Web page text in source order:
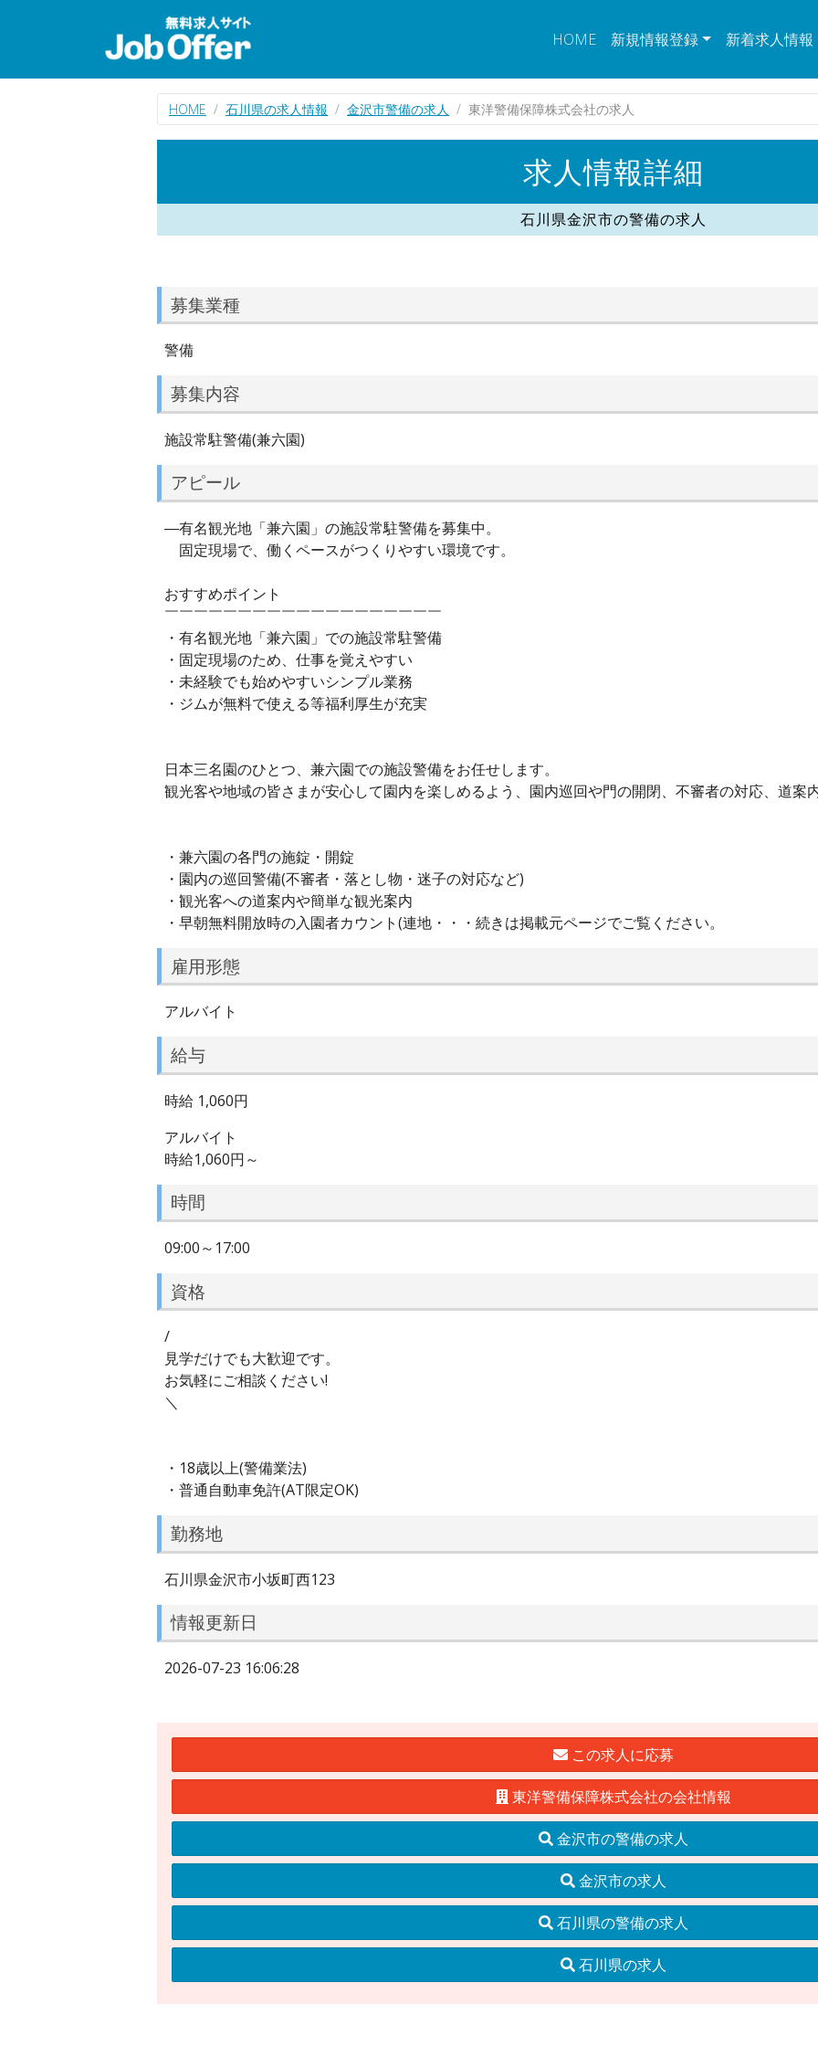
HOME 新規情報登録 新着求人情報
HOME 石川県の求人情報 金沢市警備の求人 東洋警備保障株式会社の求人
求人情報詳細
石川県金沢市の警備の求人
募集業種
警備
募集内容
施設常駐警備(兼六園)
アピール
―有名観光地「兼六園」の施設常駐警備を募集中。
固定現場で、働くペースがつくりやすい環境です。
おすすめポイント
￣￣￣￣￣￣￣￣￣￣￣￣￣￣￣￣￣￣￣
・有名観光地「兼六園」での施設常駐警備
・固定現場のため、仕事を覚えやすい
・未経験でも始めやすいシンプル業務
・ジムが無料で使える等福利厚生が充実
日本三名園のひとつ、兼六園での施設警備をお任せします。
観光客や地域の皆さまが安心して園内を楽しめるよう、園内巡回や門の開閉、不審者の対応、道案
・兼六園の各門の施錠・開錠
・園内の巡回警備(不審者・落とし物・迷子の対応など)
・観光客への道案内や簡単な観光案内
・早朝無料開放時の入園者カウント(連地・・・続きは掲載元ページでご覧ください。
雇用形態
アルバイト
給与
時給 1,060円
アルバイト
時給1,060円～
時間
09:00～17:00
資格
/
見学だけでも大歓迎です。
お気軽にご相談ください!
＼
・18歳以上(警備業法)
・普通自動車免許(AT限定OK)
勤務地
石川県金沢市小坂町西123
情報更新日
2026-07-23 16:06:28
この求人に応募
東洋警備保障株式会社の会社情報
金沢市の警備の求人
金沢市の求人
石川県の警備の求人
石川県の求人